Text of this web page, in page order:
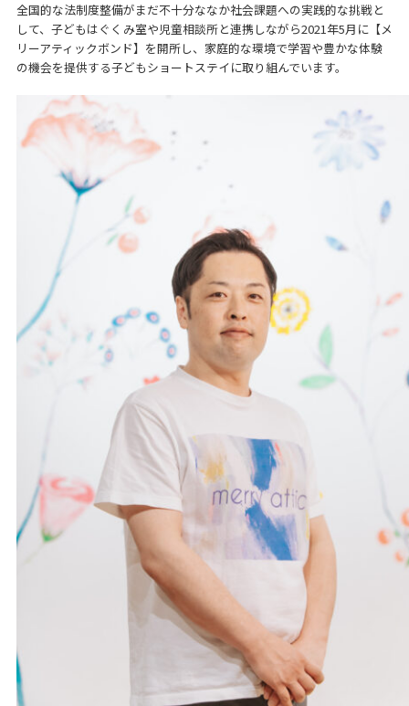
全国的な法制度整備がまだ不十分ななか社会課題への実践的な挑戦と
して、子どもはぐくみ室や児童相談所と連携しながら2021年5月に【メ
リーアティックボンド】を開所し、家庭的な環境で学習や豊かな体験
の機会を提供する子どもショートステイに取り組んでいます。